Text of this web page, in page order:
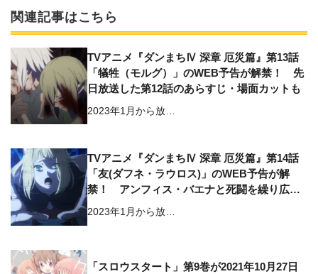
関連記事はこちら
TVアニメ『ダンまちⅣ 深章 厄災篇』第13話
「犠牲（モルグ）」のWEB予告が解禁！ 先
日放送した第12話のあらすじ・場面カットも
2023年1月から放…
TVアニメ『ダンまちⅣ 深章 厄災篇』第14話
「友(ダフネ・ラウロス)」のWEB予告が解
禁！ アンフィス・バエナと死闘を繰り広げ
るリリたち…第13話のあらすじ・場面カット
2023年1月から放…
「スロウスタート」第9巻が2021年10月27日